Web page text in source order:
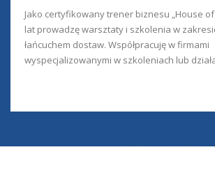
Jako certyfikowany trener biznesu „House
lat prowadzę warsztaty i szkolenia w
łańcuchem dostaw. Współpracuję w firmami
wyspecjalizowanymi w szkoleniach lub